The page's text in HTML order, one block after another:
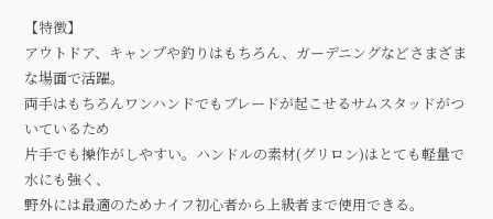
【特徴】
アウトドア、キャンプや釣りはもちろん、ガーデニングなどさまざま
な場面で活躍。
両手はもちろんワンハンドでもブレードが起こせるサムスタッドがつ
いているため
片手でも操作がしやすい。ハンドルの素材(グリロン)はとても軽量で
水にも強く、
野外には最適のためナイフ初心者から上級者まで使用できる。